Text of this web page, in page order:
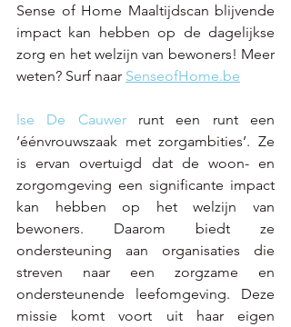
Sense of Home Maaltijdscan blijvende
impact kan hebben op de dagelijkse
zorg en het welzijn van bewoners! Meer
weten? Surf naar SenseofHome.be
lse De Cauwer runt een runt een
‘éénvrouwszaak met zorgambities’. Ze
is ervan overtuigd dat de woon- en
zorgomgeving een significante impact
kan hebben op het welzijn van
bewoners. Daarom biedt ze
ondersteuning aan organisaties die
streven naar een zorgzame en
ondersteunende leefomgeving. Deze
missie komt voort uit haar eigen